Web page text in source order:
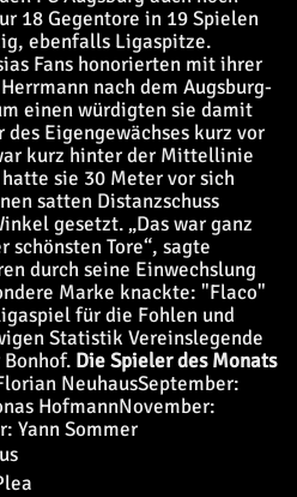
18 Gegentore in 19 Spielen
ebenfalls Ligaspitze.
Fans honorierten mit ihrer
nach dem Augsburg-
einen würdigten sie damit
Eigengewächses kurz vor
kurz hinter der Mittellinie
sie 30 Meter vor sich
satten Distanzschuss
gesetzt. „Das war ganz
schönsten Tore“, sagte
durch seine Einwechslung
Marke knackte: "Flaco"
für die Fohlen und
Statistik Vereinslegende
Die Spieler des Monats
NeuhausSeptember:
HofmannNovember:
Yann Sommer